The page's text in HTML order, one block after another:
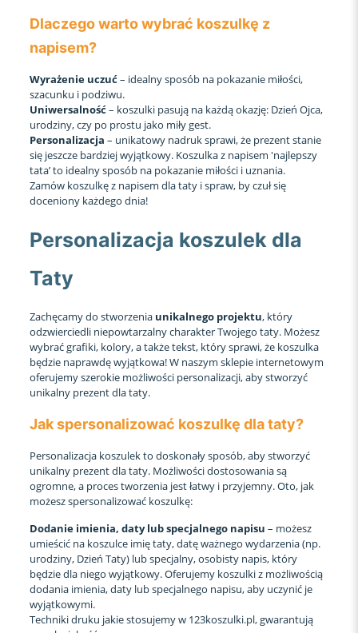
Dlaczego warto wybrać koszulkę z
napisem?
Wyrażenie uczuć– idealny sposób na pokazanie miłości,
szacunku i podziwu.
Uniwersalność– koszulki pasują na każdą okazję: Dzień Ojca,
urodziny, czy po prostu jako miły gest.
Personalizacja – unikatowy nadruk sprawi, że prezent stanie
się jeszcze bardziej wyjątkowy. Koszulka z napisem 'najlepszy
tata’ to idealny sposób na pokazanie miłości i uznania.
Zamów koszulkę z napisem dla taty i spraw, by czuł się
doceniony każdego dnia!
Personalizacja koszulek dla
Taty
Zachęcamy do stworzenia unikalnego projektu, który
odzwierciedli niepowtarzalny charakter Twojego taty. Możesz
wybrać grafiki, kolory, a także tekst, który sprawi, że koszulka
będzie naprawdę wyjątkowa! W naszym sklepie internetowym
oferujemy szerokie możliwości personalizacji, aby stworzyć
unikalny prezent dla taty.
Jak spersonalizować koszulkę dla taty?
Personalizacja koszulek to doskonały sposób, aby stworzyć
unikalny prezent dla taty. Możliwości dostosowania są
ogromne, a proces tworzenia jest łatwy i przyjemny. Oto, jak
możesz spersonalizować koszulkę:
Dodanie imienia, daty lub specjalnego napisu – możesz
umieścić na koszulce imię taty, datę ważnego wydarzenia (np.
urodziny, Dzień Taty) lub specjalny, osobisty napis, który
będzie dla niego wyjątkowy. Oferujemy koszulki z możliwością
dodania imienia, daty lub specjalnego napisu, aby uczynić je
wyjątkowymi.
Techniki druku jakie stosujemy w 123koszulki.pl, gwarantują